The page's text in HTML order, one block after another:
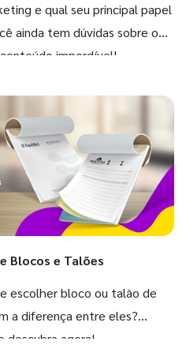
e qual seu principal papel
ainda tem dúvidas sobre o
imperdível!
Blocos e Talões
escolher bloco ou talão de
a diferença entre eles?
descubra agora!